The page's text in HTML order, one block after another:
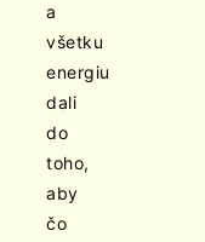
a
všetku
energiu
dali
do
toho,
aby
čo